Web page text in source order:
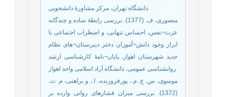
دانشگاه تهران، مرکز مشاورۀ دانشجویی.
منصوری، ف. (1377). بررسی رابطۀ ساده و چندگانه
عزت¬نفس، احساس تنهایی، و اضطراب اجتماعی با
ابراز وجود دانش¬آموزان دختر دبیرستان¬های نظام
جدید شهرستان اهواز. پایان¬نامۀ کارشناسی ارشد
روانشناسی عمومی، دانشگاه آزاد اسلامی واحد اهواز.
موسوی، س. ع. م.، پورفروزنده، ا.، و براهنی، م. ت.
(1372). بررسی میزان فشارهای روانی وارده بر